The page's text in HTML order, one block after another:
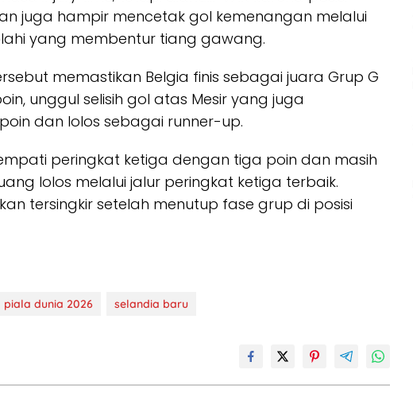
juga hampir mencetak gol kemenangan melalui
yang membentur tiang gawang.
memastikan Belgia finis sebagai juara Grup G
unggul selisih gol atas Mesir yang juga
dan lolos sebagai runner-up.
peringkat ketiga dengan tiga poin dan masih
lolos melalui jalur peringkat ketiga terbaik.
tersingkir setelah menutup fase grup di posisi
piala dunia 2026 selandia baru